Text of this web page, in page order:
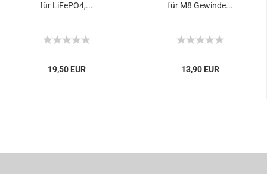
für LiFePO4,...
19,50 EUR
für M8 Gewinde...
13,90 EUR